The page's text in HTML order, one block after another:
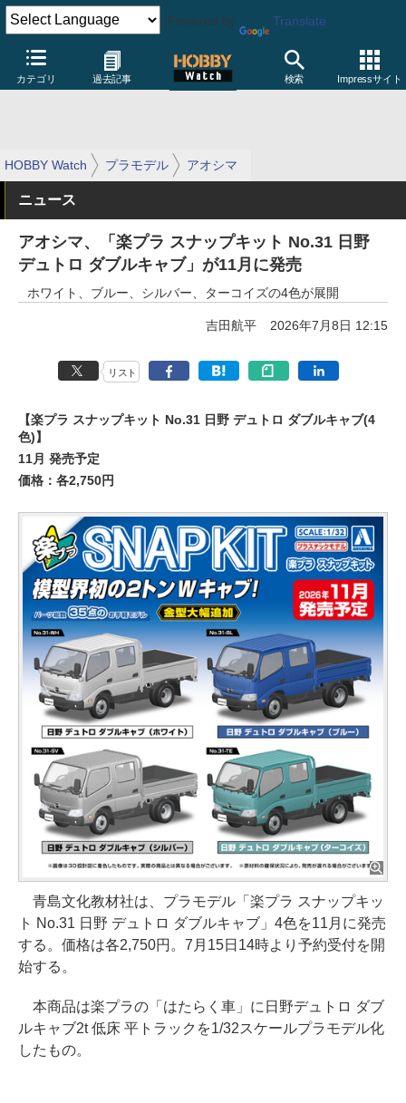
Powered by Translate
カテゴリ 過去記事 検索 Impressサイト
HOBBY Watch プラモデル アオシマ
ニュース
アオシマ、「楽プラ スナップキット No.31 日野
デュトロ ダブルキャブ」が11月に発売
ホワイト、ブルー、シルバー、ターコイズの4色が展開
吉田航平 2026年7月8日 12:15
リスト
【楽プラ スナップキット No.31 日野 デュトロ ダブルキャブ(4
色)】
11月 発売予定
価格：各2,750円
青島文化教材社は、プラモデル「楽プラ スナップキッ
ト No.31 日野 デュトロ ダブルキャブ」4色を11月に発売
する。価格は各2,750円。7月15日14時より予約受付を開
始する。
本商品は楽プラの「はたらく車」に日野デュトロ ダブ
ルキャブ2t 低床 平トラックを1/32スケールプラモデル化
したもの。